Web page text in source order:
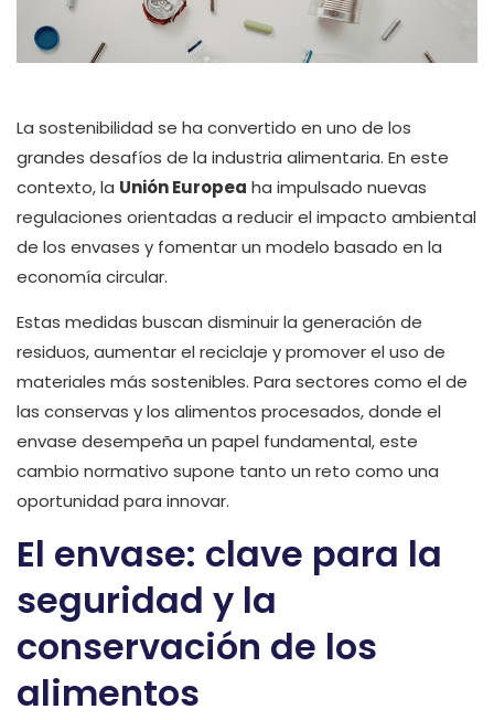
La sostenibilidad se ha convertido en uno de los
grandes desafíos de la industria alimentaria. En este
contexto, la Unión Europea ha impulsado nuevas
regulaciones orientadas a reducir el impacto ambiental
de los envases y fomentar un modelo basado en la
economía circular.
Estas medidas buscan disminuir la generación de
residuos, aumentar el reciclaje y promover el uso de
materiales más sostenibles. Para sectores como el de
las conservas y los alimentos procesados, donde el
envase desempeña un papel fundamental, este
cambio normativo supone tanto un reto como una
oportunidad para innovar.
El envase: clave para la
seguridad y la
conservación de los
alimentos